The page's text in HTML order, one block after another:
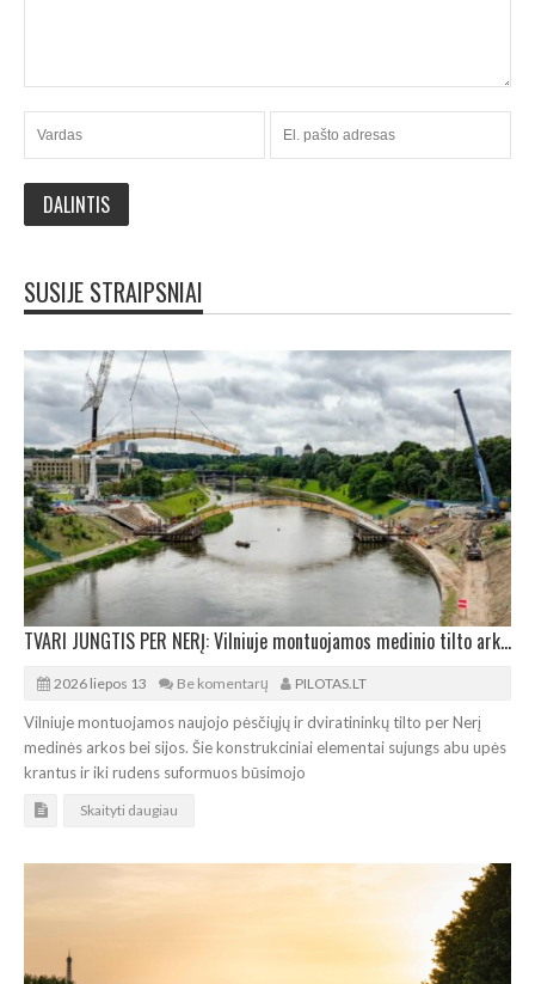
SUSIJE STRAIPSNIAI
TVARI JUNGTIS PER NERĮ: Vilniuje montuojamos medinio tilto arkos bei sijos
2026 liepos 13 Be komentarų PILOTAS.LT
Vilniuje montuojamos naujojo pėsčiųjų ir dviratininkų tilto per Nerį
medinės arkos bei sijos. Šie konstrukciniai elementai sujungs abu upės
krantus ir iki rudens suformuos būsimojo
Skaityti daugiau